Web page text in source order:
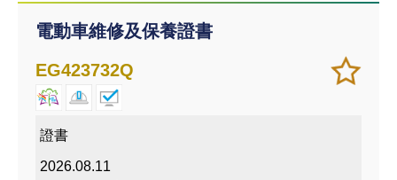
電動車維修及保養證書
加
入/
儲存
課程
EG423732Q
證書
2026.08.11